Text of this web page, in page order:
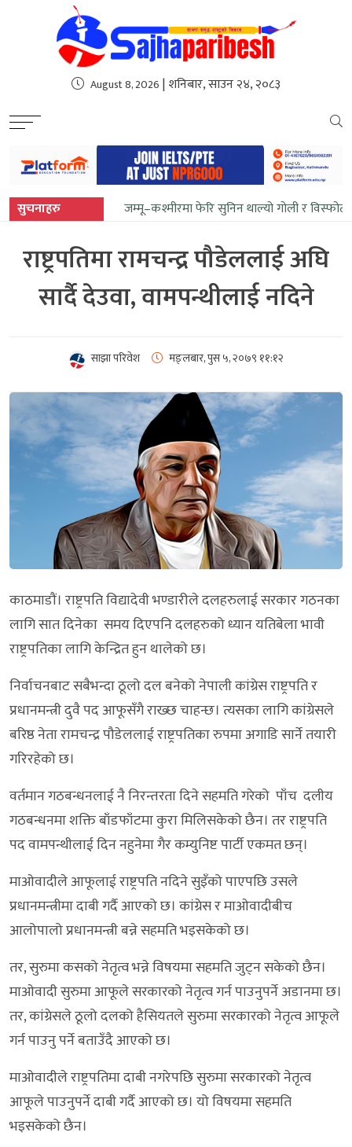
sweet bonanza
August 8, 2026 | शनिबार, साउन २४, २०८३
सुचनाहरु जम्मू–कश्मीरमा फेरि सुनिन थाल्यो गोली र
राष्ट्रपतिमा रामचन्द्र पौडेललाई अघि
सार्दै देउवा, वामपन्थीलाई नदिने
साझा परिवेश मङ्लबार, पुस ५, २०७९ ११:१२
काठमाडौं। राष्ट्रपति विद्यादेवी भण्डारीले दलहरुलाई सरकार गठनका
लागि सात दिनेका समय दिएपनि दलहरुको ध्यान यतिबेला भावी
राष्ट्रपतिका लागि केन्द्रित हुन थालेको छ।
निर्वाचनबाट सबैभन्दा ठूलो दल बनेको नेपाली कांग्रेस राष्ट्रपति र
प्रधानमन्त्री दुवै पद आफूसँगै राख्छ चाहन्छ। त्यसका लागि कांग्रेसले
बरिष्ठ नेता रामचन्द्र पौडेललाई राष्ट्रपतिका रुपमा अगाडि सार्ने तयारी
गरिरहेको छ।
वर्तमान गठबन्धनलाई नै निरन्तरता दिने सहमति गरेको पाँच दलीय
गठबन्धनमा शक्ति बाँडफाँटमा कुरा मिलिसकेको छैन। तर राष्ट्रपति
पद वामपन्थीलाई दिन नहुनेमा गैर कम्युनिष्ट पार्टी एकमत छन्।
माओवादीले आफूलाई राष्ट्रपति नदिने सुइँको पाएपछि उसले
प्रधानमन्त्रीमा दाबी गर्दै आएको छ। कांग्रेस र माओवादीबीच
आलोपालो प्रधानमन्त्री बन्ने सहमति भइसकेको छ।
तर, सुरुमा कसको नेतृत्व भन्ने विषयमा सहमति जुट्न सकेको छैन।
माओवादी सुरुमा आफूले सरकारको नेतृत्व गर्न पाउनुपर्ने अडानमा छ।
तर, कांग्रेसले ठूलो दलको हैसियतले सुरुमा सरकारको नेतृत्व आफूले
गर्न पाउनु पर्ने बताउँदै आएको छ।
माओवादीले राष्ट्रपतिमा दाबी नगरेपछि सुरुमा सरकारको नेतृत्व
आफूले पाउनुपर्ने दाबी गर्दै आएको छ। यो विषयमा सहमति
भइसकेको छैन।